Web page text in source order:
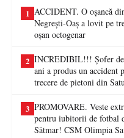
1 ACCIDENT. O oșancă
Negrești-Oaș a lovit pe
oșan octogenar
2 INCREDIBIL!!! Șofer
ani a produs un accident
trecere de pietoni din
3 PROMOVARE. Veste
pentru iubitorii de fotbal
Sătmar! CSM Olimpia